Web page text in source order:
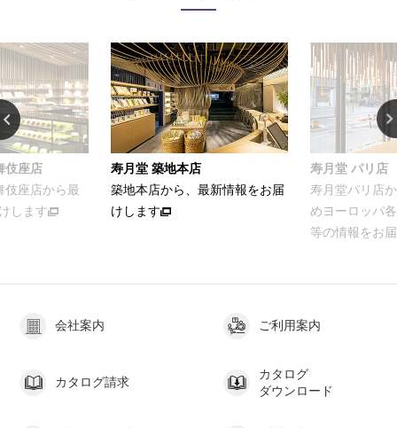
伎座店
伎座店から最
します
寿月堂 築地本店
築地本店から、最新情報をお届
けします
寿月堂 パリ店
寿月堂パリ店
めヨーロッパ
等の情報をお
会社案内 ご利用案内
カタログ請求
カタログ
ダウンロード